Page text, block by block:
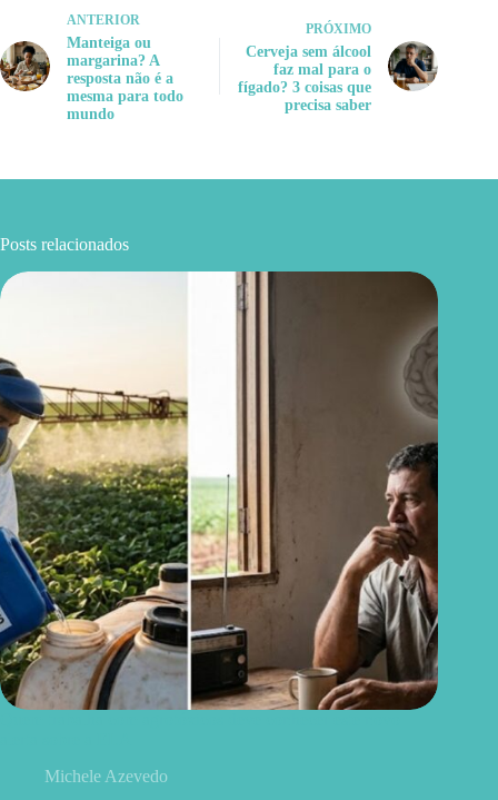
ANTERIOR
Manteiga ou
margarina? A
resposta não é a
mesma para todo
mundo
PRÓXIMO
Cerveja sem álcool
faz mal para o
fígado? 3 coisas que
precisa saber
Posts relacionados
Michele Azevedo